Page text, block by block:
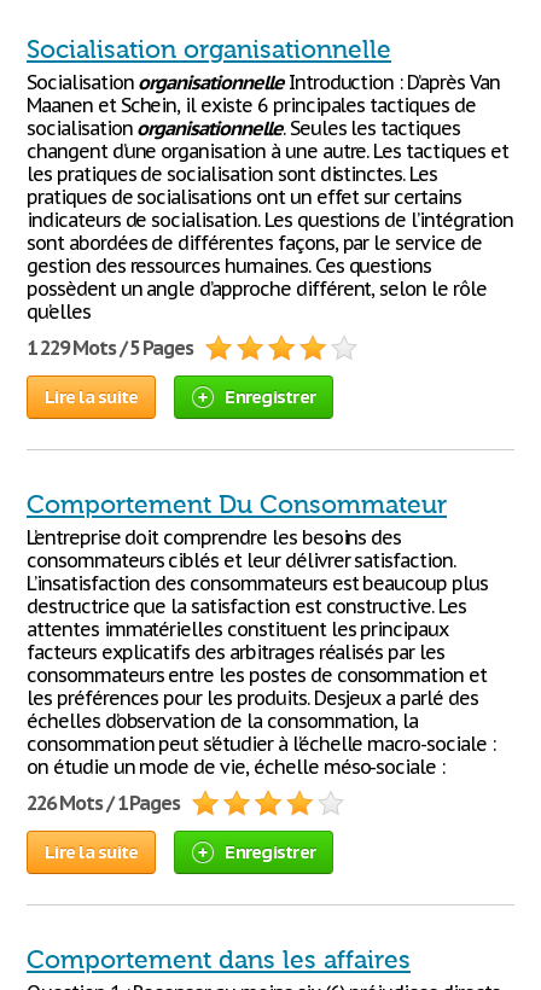
Socialisation organisationnelle
Socialisation organisationnelleIntroduction : D’après Van
Maanen et Schein, il existe 6 principales tactiques de
socialisation organisationnelle. Seules les tactiques
changent d’une organisation à une autre. Les tactiques et
les pratiques de socialisation sont distinctes. Les
pratiques de socialisations ont un effet sur certains
indicateurs de socialisation. Les questions de l’intégration
sont abordées de différentes façons, par le service de
gestion des ressources humaines. Ces questions
possèdent un angle d’approche différent, selon le rôle
qu’elles
1 229 Mots / 5 Pages
Lire la suite Enregistrer
Comportement Du Consommateur
L’entreprise doit comprendre les besoins des
consommateurs ciblés et leur délivrer satisfaction.
L’insatisfaction des consommateurs est beaucoup plus
destructrice que la satisfaction est constructive. Les
attentes immatérielles constituent les principaux
facteurs explicatifs des arbitrages réalisés par les
consommateurs entre les postes de consommation et
les préférences pour les produits. Desjeux a parlé des
échelles d’observation de la consommation, la
consommation peut s’étudier à l’échelle macro-sociale :
on étudie un mode de vie, échelle méso-sociale :
226 Mots / 1 Pages
Lire la suite Enregistrer
Comportement dans les affaires